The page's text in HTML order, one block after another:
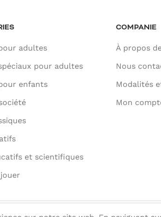
adultes
pour adultes
enfants
et scientifiques
COMPANIE
À propos
Nous
Modalités
Mon